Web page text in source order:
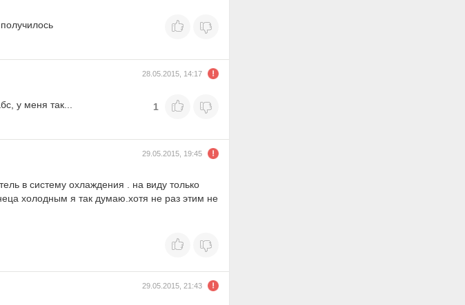
28.05.2015, 14:17
у меня так... 1
29.05.2015, 19:45
в систему охлаждения . на виду только
холодным я так думаю.хотя не раз этим не
29.05.2015, 21:43